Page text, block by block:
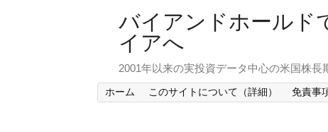
バイアンドホールド
イアへ
2001年以来の実投資データ中心の米国株
ホーム このサイトについて（詳細） 免責事